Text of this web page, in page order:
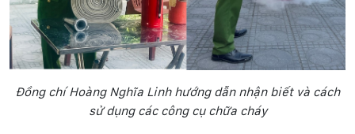
Đồng chí Hoàng Nghĩa Linh hướng dẫn nhận biết và cách
sử dụng các công cụ chữa cháy